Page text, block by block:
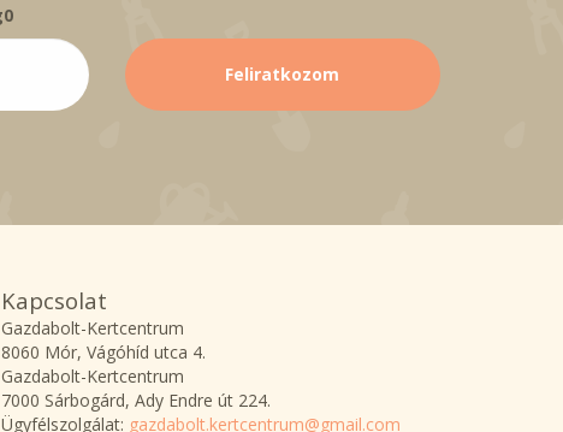
Kapcsolat
Gazdabolt-Kertcentrum
8060 Mór, Vágóhíd utca 4.
Gazdabolt-Kertcentrum
7000 Sárbogárd, Ady Endre út 224.
Ügyfélszolgálat: gazdabolt.kertcentrum@gmail.com